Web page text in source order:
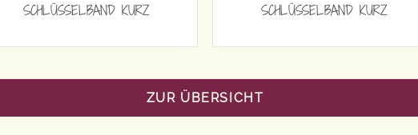
SCHLÜSSELBAND KURZ SCHLÜSSELBAND KURZ
ZUR ÜBERSICHT